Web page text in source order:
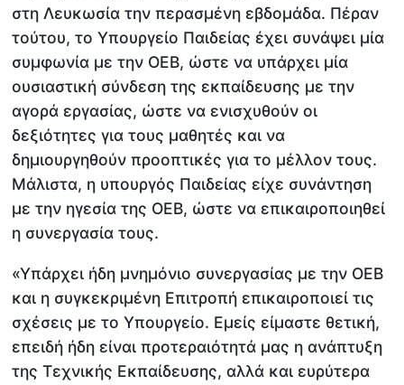
στη Λευκωσία την περασμένη εβδομάδα. Πέραν
τούτου, το Υπουργείο Παιδείας έχει συνάψει μία
συμφωνία με την ΟΕΒ, ώστε να υπάρχει μία
ουσιαστική σύνδεση της εκπαίδευσης με την
αγορά εργασίας, ώστε να ενισχυθούν οι
δεξιότητες για τους μαθητές και να
δημιουργηθούν προοπτικές για το μέλλον τους.
Μάλιστα, η υπουργός Παιδείας είχε συνάντηση
με την ηγεσία της ΟΕΒ, ώστε να επικαιροποιηθεί
η συνεργασία τους.
«Υπάρχει ήδη μνημόνιο συνεργασίας με την ΟΕΒ
και η συγκεκριμένη Επιτροπή επικαιροποιεί τις
σχέσεις με το Υπουργείο. Εμείς είμαστε θετική,
επειδή ήδη είναι προτεραιότητά μας η ανάπτυξη
της Τεχνικής Εκπαίδευσης, αλλά και ευρύτερα